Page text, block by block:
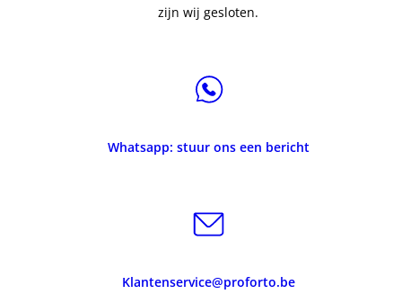
zijn wij gesloten.
Whatsapp: stuur ons een bericht
Klantenservice@proforto.be